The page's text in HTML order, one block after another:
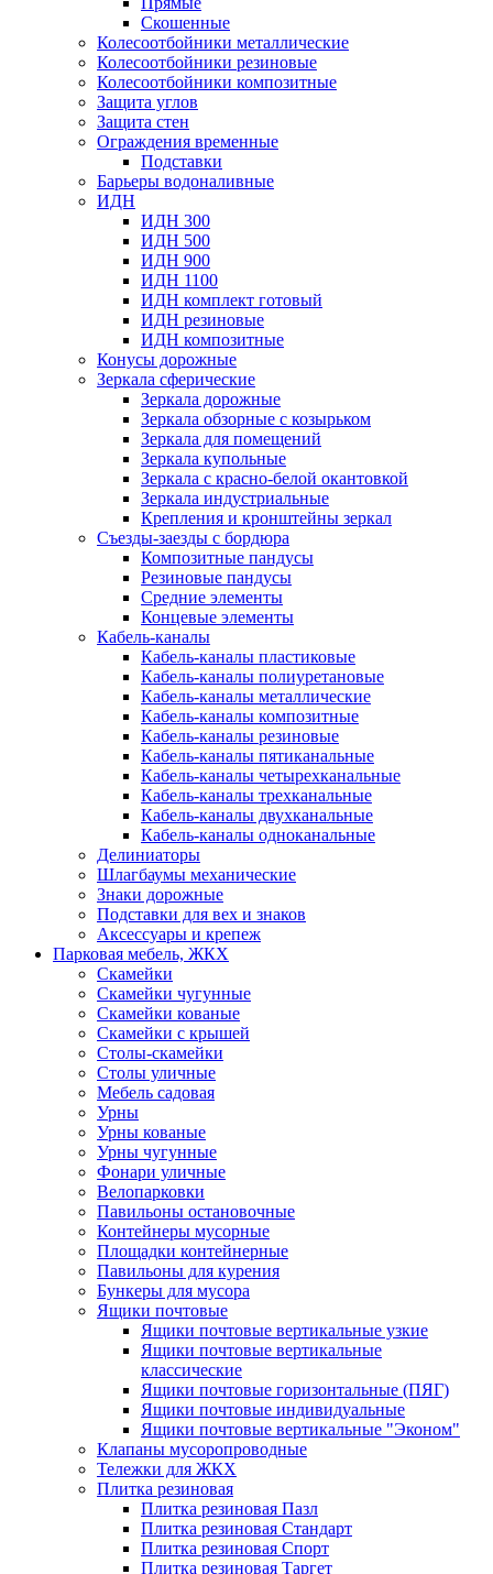
Скошенные
Колесоотбойники металлические
Колесоотбойники резиновые
Колесоотбойники композитные
Защита углов
Защита стен
Ограждения временные
Подставки
Барьеры водоналивные
ИДН
ИДН 300
ИДН 500
ИДН 900
ИДН 1100
ИДН комплект готовый
ИДН резиновые
ИДН композитные
Конусы дорожные
Зеркала сферические
Зеркала дорожные
Зеркала обзорные с козырьком
Зеркала для помещений
Зеркала купольные
Зеркала с красно-белой окантовкой
Зеркала индустриальные
Крепления и кронштейны зеркал
Съезды-заезды с бордюра
Композитные пандусы
Резиновые пандусы
Средние элементы
Концевые элементы
Кабель-каналы
Кабель-каналы пластиковые
Кабель-каналы полиуретановые
Кабель-каналы металлические
Кабель-каналы композитные
Кабель-каналы резиновые
Кабель-каналы пятиканальные
Кабель-каналы четырехканальные
Кабель-каналы трехканальные
Кабель-каналы двухканальные
Кабель-каналы одноканальные
Делиниаторы
Шлагбаумы механические
Знаки дорожные
Подставки для вех и знаков
Аксессуары и крепеж
Парковая мебель, ЖКХ
Скамейки
Скамейки чугунные
Скамейки кованые
Скамейки с крышей
Столы-скамейки
Столы уличные
Мебель садовая
Урны
Урны кованые
Урны чугунные
Фонари уличные
Велопарковки
Павильоны остановочные
Контейнеры мусорные
Площадки контейнерные
Павильоны для курения
Бункеры для мусора
Ящики почтовые
Ящики почтовые вертикальные узкие
Ящики почтовые вертикальные
классические
Ящики почтовые горизонтальные (ПЯГ)
Ящики почтовые индивидуальные
Ящики почтовые вертикальные "Эконом"
Клапаны мусоропроводные
Тележки для ЖКХ
Плитка резиновая
Плитка резиновая Пазл
Плитка резиновая Стандарт
Плитка резиновая Спорт
Плитка резиновая Таргет